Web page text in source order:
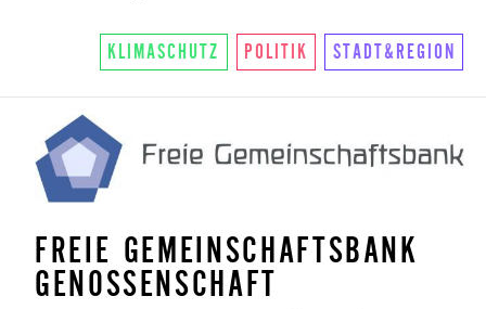
KLIMASCHUTZ POLITIK STADT&REGION
FREIE GEMEINSCHAFTSBANK
GENOSSENSCHAFT